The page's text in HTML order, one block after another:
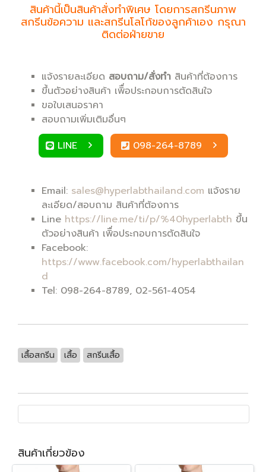
สินค้านี้เป็นสินค้าสั่งทำพิเศษ โดยการสกรีนภาพ
สกรีนข้อความ และสกรีนโลโก้ของลูกค้าเอง กรุณา
ติดต่อฝ่ายขาย
แจ้งรายละเอียด สอบถาม/สั่งทำ สินค้าที่ต้องการ
ขึ้นตัวอย่างสินค้า เพิื่อประกอบการตัดสินใจ
ขอใบเสนอราคา
สอบถามเพิ่มเติมอื่นๆ
LINE
098-264-8789
Email: sales@hyperlabthailand.com แจ้งราย
ละเอียด/สอบถาม สินค้าที่ต้องการ
Line https://line.me/ti/p/%40hyperlabth ขึ้น
ตัวอย่างสินค้า เพิื่อประกอบการตัดสินใจ
Facebook:
https://www.facebook.com/hyperlabthailan
d
Tel: 098-264-8789, 02-561-4054
เสื้อสกรีน เสื้อ สกรีนเสื้อ
สินค้าเกี่ยวข้อง